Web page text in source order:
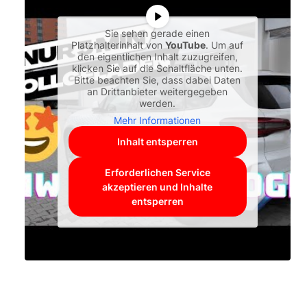
Sie sehen gerade einen
Platzhalterinhalt vonYouTube. Um auf
den eigentlichen Inhalt zuzugreifen,
klicken Sie auf die Schaltfläche unten.
Bitte beachten Sie, dass dabei Daten
an Drittanbieter weitergegeben
werden.
Mehr Informationen
Inhalt entsperren
Erforderlichen Service
akzeptieren und Inhalte
entsperren